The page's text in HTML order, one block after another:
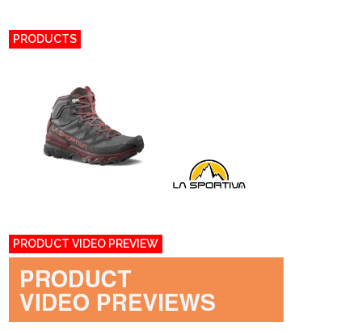
PRODUCTS
PRODUCT VIDEO PREVIEW